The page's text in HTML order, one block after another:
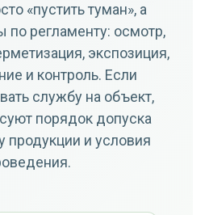
«пустить туман», а
по регламенту: осмотр,
экспозиция,
и контроль. Если
службу на объект,
порядок допуска
продукции и условия